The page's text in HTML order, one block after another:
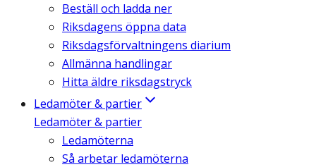
Beställ och ladda ner
Riksdagens öppna data
Riksdagsförvaltningens diarium
Allmänna handlingar
Hitta äldre riksdagstryck
Ledamöter & partier
Ledamöter & partier
Ledamöterna
Så arbetar ledamöterna